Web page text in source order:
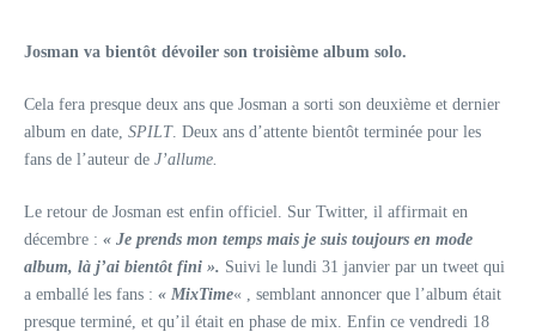
Josman va bientôt dévoiler son troisième album solo.
Cela fera presque deux ans que Josman a sorti son deuxième et dernier
album en date, SPILT. Deux ans d’attente bientôt terminée pour les
fans de l’auteur de J’allume.
Le retour de Josman est enfin officiel. Sur Twitter, il affirmait en
décembre : « Je prends mon temps mais je suis toujours en mode
album, là j’ai bientôt fini ». Suivi le lundi 31 janvier par un tweet qui
a emballé les fans : « MixTime« , semblant annoncer que l’album était
presque terminé, et qu’il était en phase de mix. Enfin ce vendredi 18